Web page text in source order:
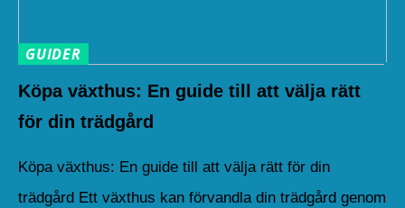
GUIDER
Köpa växthus: En guide till att välja rätt
för din trädgård
Köpa växthus: En guide till att välja rätt för din
trädgård Ett växthus kan förvandla din trädgård genom